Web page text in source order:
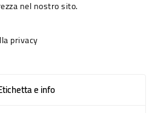
nel nostro sito.
privacy
e info